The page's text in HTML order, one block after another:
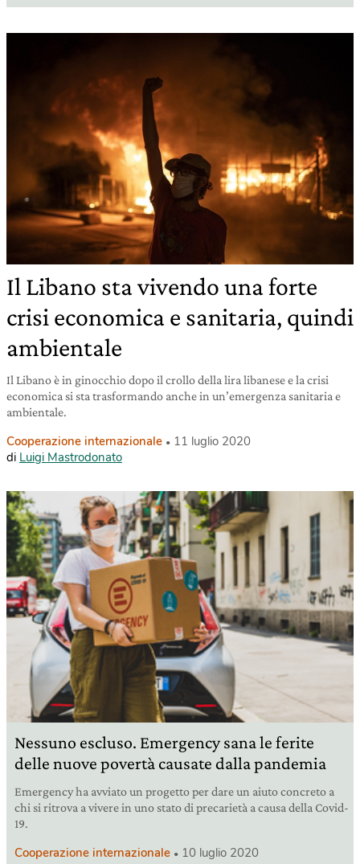
Il Libano sta vivendo una forte
crisi economica e sanitaria, quindi
ambientale
Il Libano è in ginocchio dopo il crollo della lira libanese e la crisi
economica si sta trasformando anche in un’emergenza sanitaria e
ambientale.
Cooperazione internazionale
11 luglio 2020
di Luigi Mastrodonato
Nessuno escluso. Emergency sana le ferite
delle nuove povertà causate dalla pandemia
Emergency ha avviato un progetto per dare un aiuto concreto a
chi si ritrova a vivere in uno stato di precarietà a causa della Covid-
19.
Cooperazione internazionale 10 luglio 2020